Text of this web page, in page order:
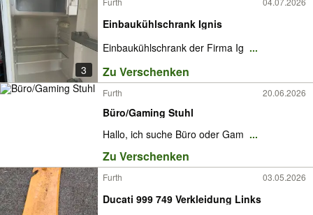
3
Einbaukühlschrank Ignis
Einbaukühlschrank der Firma Ig ...
Zu Verschenken
Furth 20.06.2026
Büro/Gaming Stuhl
Hallo, ich suche Büro oder Gam ...
Zu Verschenken
Furth 03.05.2026
Ducati 999 749 Verkleidung Links